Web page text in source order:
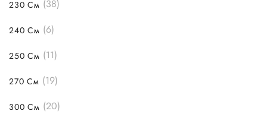
230 См (38)
240 См (6)
250 См (11)
270 См (19)
300 См (20)